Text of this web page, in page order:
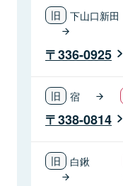
下山口新田
336-0925
宿
338-0814
白鍬